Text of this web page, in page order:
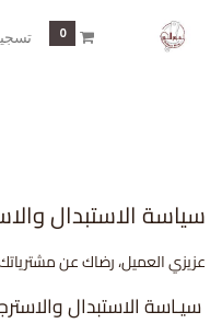
0
سياسة الاستبدال
عزيزي العميل، رضاك عن مشترياتك
سيـاسة الاستبدال